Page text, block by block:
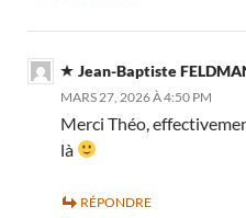
Jean-Baptiste
MARS 27, 2026 À 4:50 PM
Merci Théo,
là
RÉPONDRE